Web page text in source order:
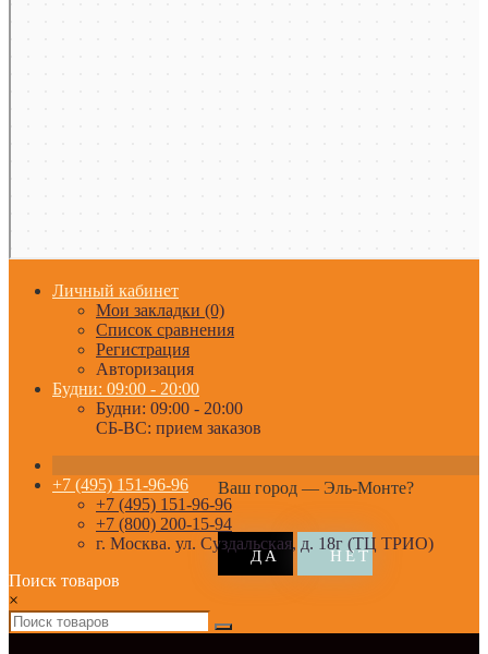
Личный кабинет
Мои закладки (0)
Список сравнения
Регистрация
Авторизация
Будни: 09:00 - 20:00
Будни: 09:00 - 20:00
СБ-ВС: прием заказов
Ваш город — Эль-Монте?
+7 (495) 151-96-96
+7 (495) 151-96-96
+7 (800) 200-15-94
г. Москва. ул. Суздальская, д. 18г (ТЦ ТРИО)
Поиск товаров
×